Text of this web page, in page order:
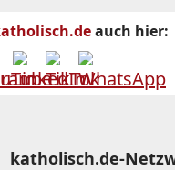
auch hier:
katholisch.de-